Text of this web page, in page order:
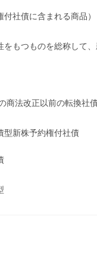
付社債に含まれる商品）
をもつものを総称して
商法改正以前の転換社
新株予約権付社債